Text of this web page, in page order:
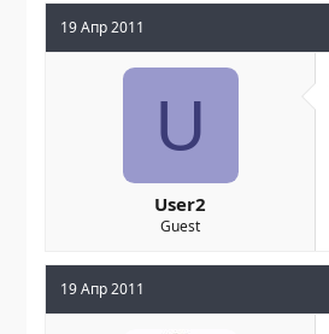
19 Апр 2011
U
User2
Guest
19 Апр 2011